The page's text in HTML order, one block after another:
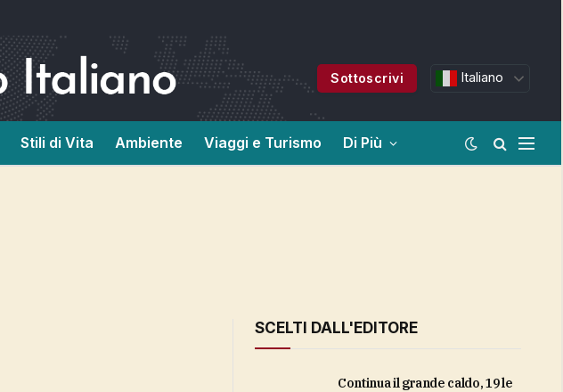
Sottoscrivi Italiano
Stili di Vita Ambiente Viaggi e Turismo Di Più
SCELTI DALL'EDITORE
Continua il grande caldo, 19 le